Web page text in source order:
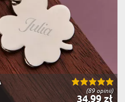
(89 opinii)